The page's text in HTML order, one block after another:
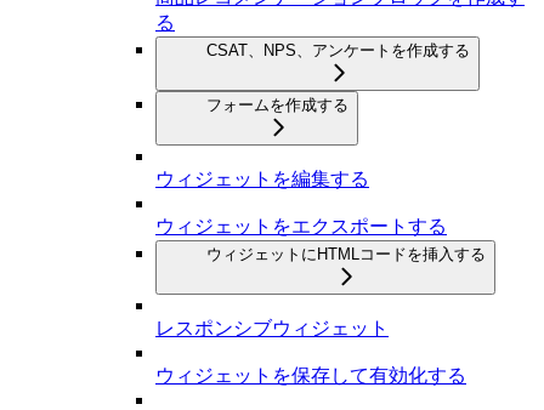
る
CSAT、NPS、アンケートを作成する
フォームを作成する
ウィジェットを編集する
ウィジェットをエクスポートする
ウィジェットにHTMLコードを挿入する
レスポンシブウィジェット
ウィジェットを保存して有効化する